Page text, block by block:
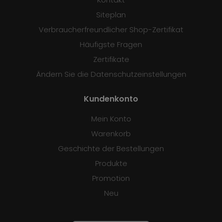
Siteplan
Verbraucherfreundlicher Shop-Zertifikat
Häufigste Fragen
Zertifikate
Ändern Sie die Datenschutzeinstellungen
Kundenkonto
Mein Konto
Warenkorb
Geschichte der Bestellungen
Produkte
Promotion
Neu